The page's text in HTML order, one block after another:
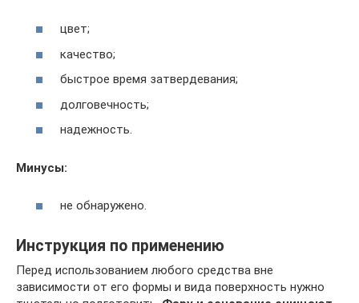
цвет;
качество;
быстрое время затвердевания;
долговечность;
надежность.
Минусы:
не обнаружено.
Инструкция по применению
Перед использованием любого средства вне
зависимости от его формы и вида поверхность нужно